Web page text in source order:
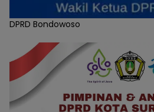
DPRD Bondowoso